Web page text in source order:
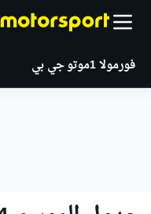
فورمولا 1 موتو جي بي